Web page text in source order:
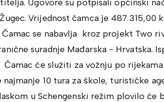
Ugovore su potpisali općinski
Vrijednost čamca je 487.315,00
se nabavlja kroz projekt Two
suradnje Mađarska - Hrvatska.
Čamac će služiti za vožnju po
10 tura za škole, turističke
u Schengenski režim plovilo će